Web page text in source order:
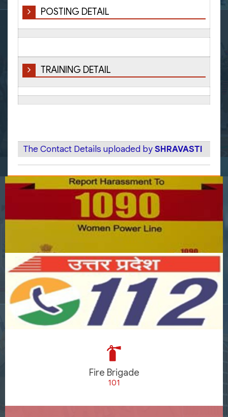
POSTING DETAIL
TRAINING DETAIL
The Contact Details uploaded bySHRAVASTI
Fire Brigade
101